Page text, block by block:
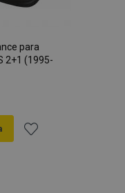
para
2+1 (1995-